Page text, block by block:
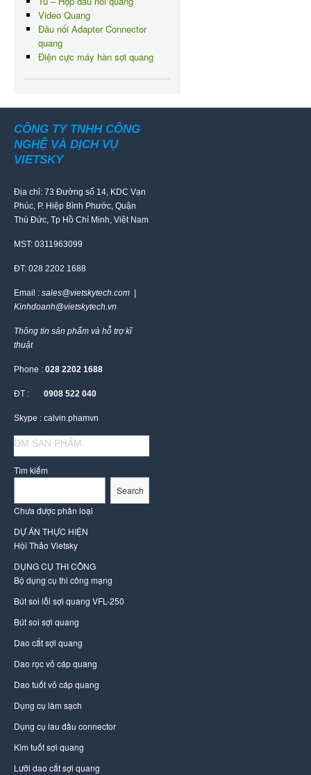
Video Quang
Đầu nối Adapter Connector
quang
Điện cực máy hàn sợi quang
CÔNG TY TNHH CÔNG
NGHỆ VÀ DỊCH VỤ
VIETSKY
Địa chỉ: 73 Đường số 14, KDC Vạn
Phúc, P. Hiệp Bình Phước, Quận
Thủ Đức, Tp Hồ Chí Minh, Việt Nam
MST: 0311963099
ĐT: 028 2202 1688
Email : sales@vietskytech.com |
Kinhdoanh@vietskytech.vn
Thông tin sản phẩm và hỗ trợ kĩ
thuật
Phone : 028 2202 1688
ĐT : 0908 522 040
Skype : calvin.phamvn
DM SAN PHẨM
Tìm kiếm
Search
Chưa được phân loại
DỰ ÁN THỰC HIỆN
Hội Thảo Vietsky
DỤNG CỤ THI CÔNG
Bộ dụng cụ thi công mạng
Bút soi lỗi sợi quang VFL-250
Bút soi sợi quang
Dao cắt sợi quang
Dao rọc vỏ cáp quang
Dao tuốt vỏ cáp quang
Dụng cụ làm sạch
Dụng cụ lau đầu connector
Kìm tuốt sợi quang
Lưỡi dao cắt sợi quang